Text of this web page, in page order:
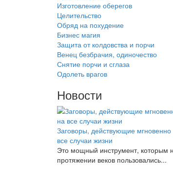
Изготовление оберегов
Целительство
Обряд на похудение
Бизнес магия
Защита от колдовства и порчи
Венец безбрачия, одиночество
Снятие порчи и сглаза
Одолеть врагов
Новости
Заговоры, действующие мгновенно
все случаи жизни
Это мощный инструмент, которым
протяжении веков пользовались...